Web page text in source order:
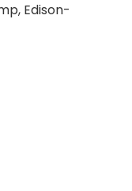
Edison-